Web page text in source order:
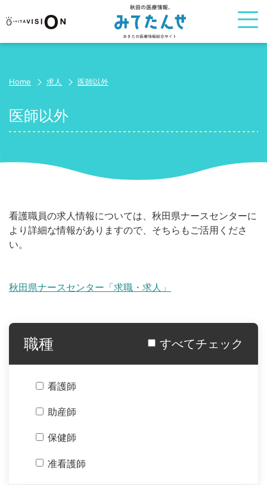
Home 求人 医師以外
医師以外
看護職員の求人情報については、秋田県ナースセンターに
より詳細な情報がありますので、そちらもご活用くださ
い。
秋田県ナースセンター「求職・求人」
職種 すべてチェック
看護師
助産師
保健師
准看護師